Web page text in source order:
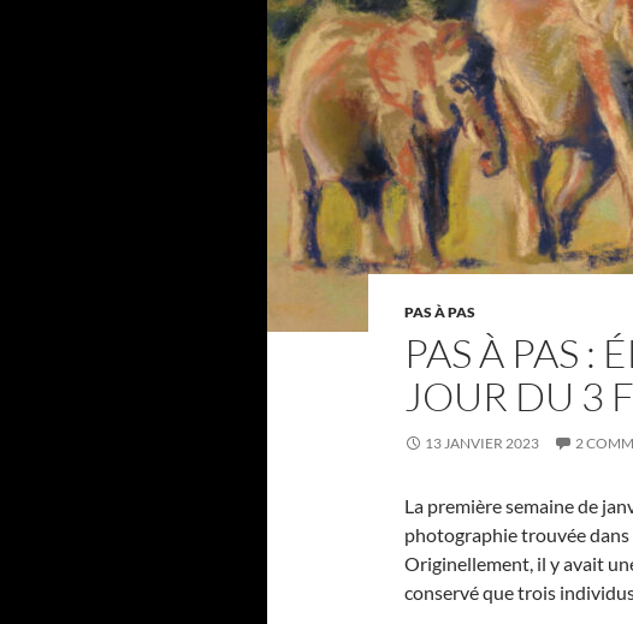
PAS À PAS
PAS À PAS :
JOUR DU 3
13 JANVIER 2023 2
La première semaine de
photographie trouvée dans
Originellement, il y avait
conservé que trois